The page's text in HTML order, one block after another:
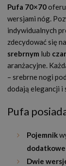
Pufa 70×70
wersjami nóg.
indywidualnych
zdecydować się na
srebrnym lub
aranżacyjne.
– srebrne nogi
dodają elegancji
Pufa
Pojemnik
Dwie